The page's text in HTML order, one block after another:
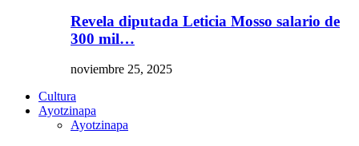
Revela diputada Leticia Mosso salario de
300 mil…
noviembre 25, 2025
Cultura
Ayotzinapa
Ayotzinapa